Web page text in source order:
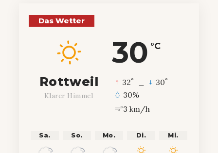
Das Wetter
30 °C
Rottweil
Klarer Himmel
32° 30°
30%
3 km/h
Sa. So. Mo. Di. Mi.